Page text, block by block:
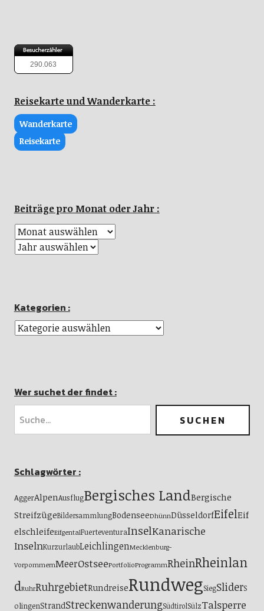
290.063
Reisekarte und Wanderkarte :
Wanderkarte
Reisekarte
Beiträge pro Monat oder Jahr :
Kategorien :
Wer suchet der findet :
Schlagwörter :
AggerAlpenAusflugBergisches LandBergische
StreifzügeBildersammlungBodenseeDhünnDüsseldorfEifelEif
elschleifeEifgentalFuerteventuraInselKanarische
InselnKurzurlaubLeichlingenMecklenburg-
VorpommernMeerOstseePortfolioProgrammRheinRheinlan
dRuhrRuhrgebietRundreiseRundwegSiegSliderS
olingenStrandStreckenwanderungSüdtirolSülzTalsperre